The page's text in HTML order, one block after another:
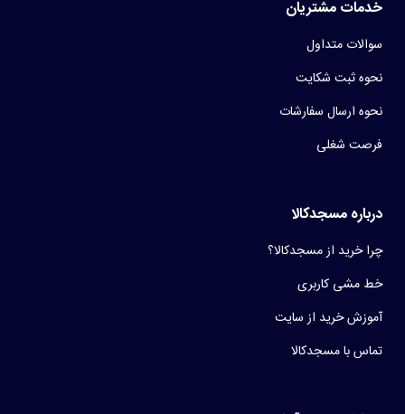
خدمات مشتریان
سوالات متداول
نحوه ثبت شکایت
نحوه ارسال سفارشات
فرصت شغلی
درباره مسجدکالا
چرا خرید از مسجدکالا؟
خط مشی کاربری
آموزش خرید از سایت
تماس با مسجدکالا